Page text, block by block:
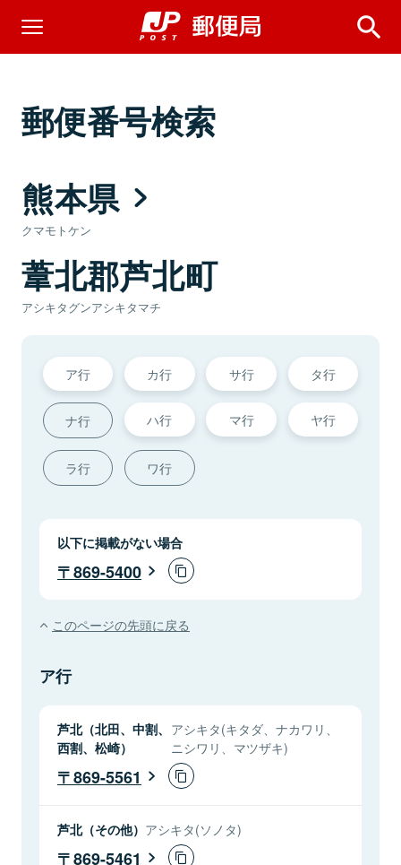
郵便番号検索
熊本県
クマモトケン
葦北郡芦北町
アシキタグンアシキタマチ
ア行 カ行 サ行 タ行
ナ行 ハ行 マ行 ヤ行
ラ行 ワ行
以下に掲載がない場合
869-5400
このページの先頭に戻る
ア行
芦北（北田、中割、
西割、松崎）
アシキタ(キタダ、ナカワリ、
ニシワリ、マツザキ)
869-5561
芦北（その他） アシキタ(ソノタ)
869-5461